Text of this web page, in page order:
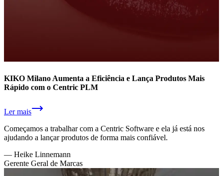
KIKO Milano Aumenta a Eficiência e Lança Produtos Mais
Rápido com o Centric PLM
Ler mais
Começamos a trabalhar com a Centric Software e ela já está nos
ajudando a lançar produtos de forma mais confiável.
— Heike Linnemann
Gerente Geral de Marcas